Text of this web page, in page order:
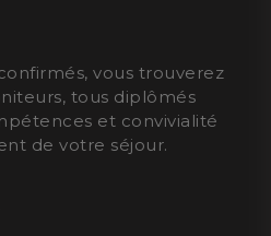
vous trouverez
tous diplômés
et convivialité
de votre séjour.